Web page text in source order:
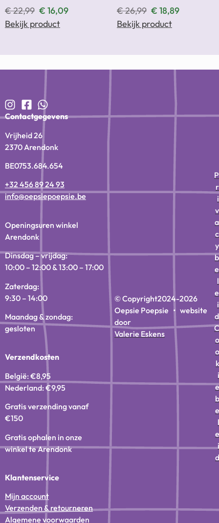
€22,99 € 16,09
Bekijk product
€26,99 € 18,89
Bekijk product
Contactgegevens
Vrijheid 26
2370 Arendonk
BE0753.684.654
+32 456 89 24 93
info@oepsiepoepsie.be
Openingsuren winkel
Arendonk
Dinsdag – vrijdag:
10:00 – 12:00 & 13:00 – 17:00
Zaterdag:
9:30 – 14:00
Maandag & zondag:
gesloten
Verzendkosten
België: €8,95
Nederland: €9,95
Gratis verzending vanaf
€150
Gratis ophalen in onze
winkel te Arendonk
Klantenservice
Mijn account
Verzenden & retourneren
Algemene voorwaarden
© Copyright2024-2026
Oepsie Poepsie • website
door
Valerie Eskens
P
r
i
v
a
c
y
b
e
l
e
i
d
C
o
o
k
i
e
b
e
l
e
i
d